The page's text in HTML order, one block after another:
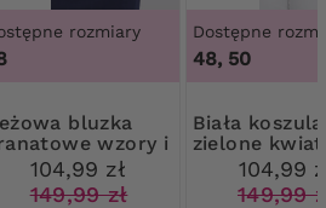
rozmiary
wzory i
kropki
104,99 zł
149,99 zł
Dostępne
48, 50
Biała koszula
zielone
104,99
149,99